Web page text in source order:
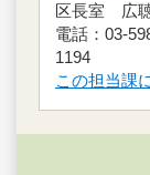
区長室 広
電話：03-
1194
この担当課